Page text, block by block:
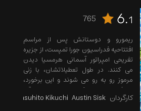
6.1
765
ریمورو و دوستانش پس از مراسم
افتتاحیه فدراسیون جورا تمپست، از جزیره
تفریحی امپراتور آسمانی هرمسیا دیدن
می کنند. در طول تعطیلاتشان، با زنی
مرموز رو به رو می شوند و این برخورد،
حادثه ای تازه را در کنار دریای لاجوردی رقم
می زند...
کارگردان Austin Sisk
Yasuhito Kikuchi